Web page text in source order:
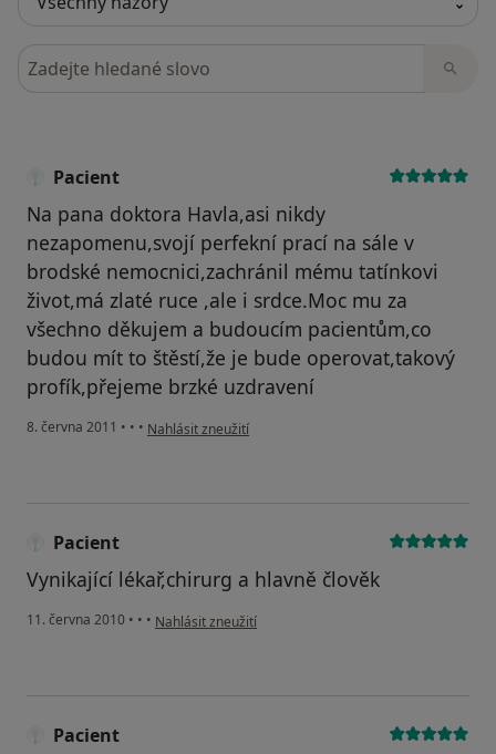
Hledejte v názorech
Pacient
Na pana doktora Havla,asi nikdy
nezapomenu,svojí perfekní prací na sále v
brodské nemocnici,zachránil mému tatínkovi
život,má zlaté ruce ,ale i srdce.Moc mu za
všechno děkujem a budoucím pacientům,co
budou mít to štěstí,že je bude operovat,takový
profík,přejeme brzké uzdravení
8. června 2011 • • • podle názoru uživatele Pacient
Nahlásit zneužití
Pacient
Vynikající lékař,chirurg a hlavně člověk
11. června 2010 • • • podle názoru uživatele Pacient
Nahlásit zneužití
Pacient